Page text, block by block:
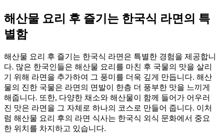
해산물 요리 후 즐기는 한국식 라면의 특
별함
해산물 요리 후 즐기는 한국식 라면은 특별한 경험을 제공합니
다. 많은 한국인들은 해산물 요리를 마친 후 국물의 맛을 살리
기 위해 라면을 추가하여 그 풍미를 더욱 깊게 만듭니다. 해산
물의 진한 국물은 라면의 면발이 한층 더 풍부한 맛을 느끼게
해줍니다. 또한, 다양한 채소와 해산물이 함께 들어가 어우러
진 맛은 라면을 그 자체로 하나의 코스로 만들어 줍니다. 이처
럼 해산물 요리 후의 라면 식사는 한국식 외식 문화에서 중요
한 위치를 차지하고 있습니다.